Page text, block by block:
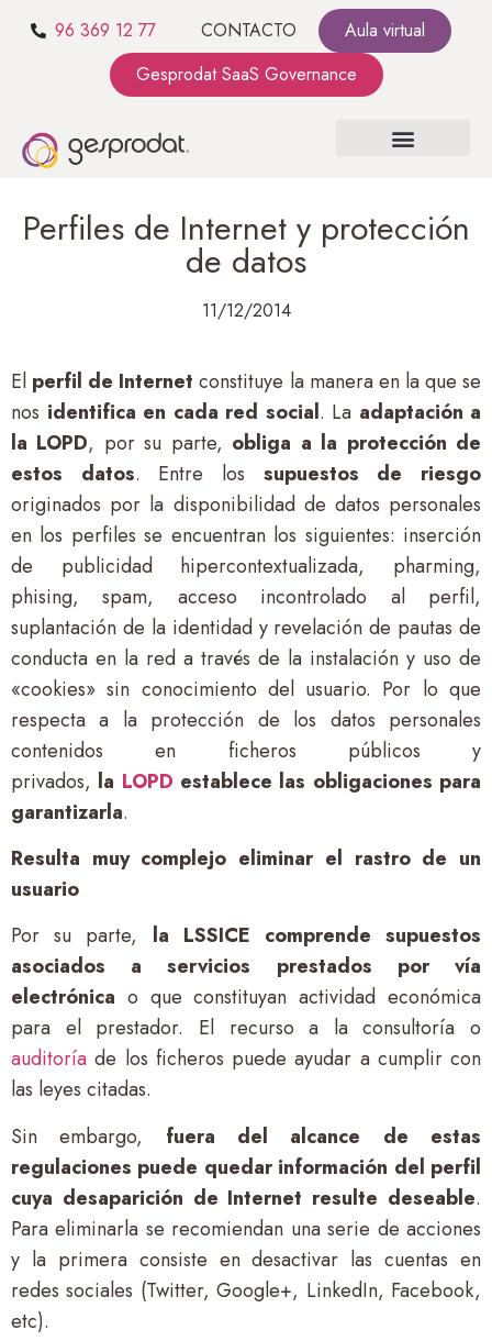
96 369 12 77 CONTACTO
Aula virtual
Gesprodat SaaS Governance
Perfiles de Internet y protección
de datos
11/12/2014
El perfil de Internet constituye la manera en la que se
nos identifica en cada red social. La adaptación a
la LOPD, por su parte, obliga a la protección de
estos datos. Entre los supuestos de riesgo
originados por la disponibilidad de datos personales
en los perfiles se encuentran los siguientes: inserción
de publicidad hipercontextualizada, pharming,
phising, spam, acceso incontrolado al perfil,
suplantación de la identidad y revelación de pautas de
conducta en la red a través de la instalación y uso de
«cookies» sin conocimiento del usuario. Por lo que
respecta a la protección de los datos personales
contenidos en ficheros públicos y
privados, la LOPD establece las obligaciones para
garantizarla.
Resulta muy complejo eliminar el rastro de un
usuario
Por su parte, la LSSICE comprende supuestos
asociados a servicios prestados por vía
electrónica o que constituyan actividad económica
para el prestador. El recurso a la consultoría o
auditoría de los ficheros puede ayudar a cumplir con
las leyes citadas.
Sin embargo, fuera del alcance de estas
regulaciones puede quedar información del perfil
cuya desaparición de Internet resulte deseable.
Para eliminarla se recomiendan una serie de acciones
y la primera consiste en desactivar las cuentas en
redes sociales (Twitter, Google+, LinkedIn, Facebook,
etc).